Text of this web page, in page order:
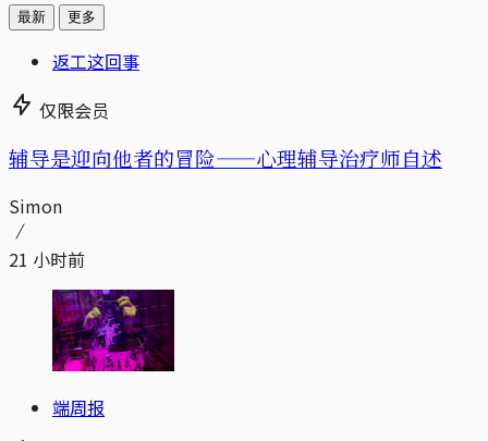
最新 更多
返工这回事
仅限会员
辅导是迎向他者的冒险——心理辅导治疗师自述
Simon
21 小时前
端周报